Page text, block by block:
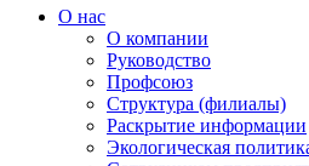
О нас
О компании
Руководство
Профсоюз
Структура (филиалы)
Раскрытие информации
Экологическая